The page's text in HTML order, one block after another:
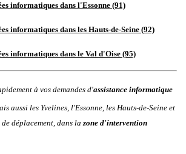
informatiquesdans l'Essonne (91)
informatiquesdans les Hauts-de-Seine (92)
informatiquesdans le Val d'Oise (95)
à vos demandes d'assistance informatique
aussi les Yvelines, l'Essonne, les Hauts-de-Seine et
de déplacement, dans lazone d'intervention